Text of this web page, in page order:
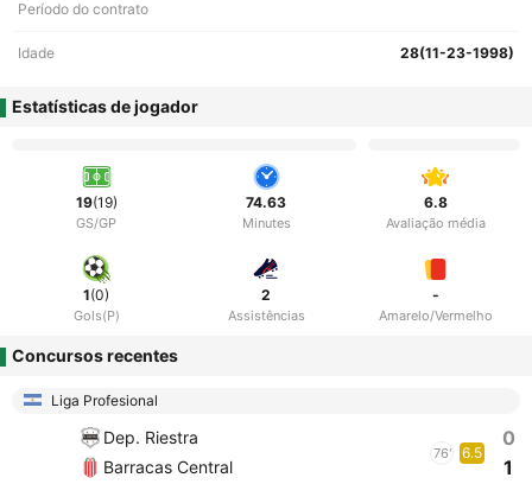
Período do contrato
Idade 28(11-23-1998)
Estatísticas de jogador
19(19)
GS/GP
74.63
Minutes
6.8
Avaliação média
1(0)
Gols(P)
2
Assistências
-
Amarelo/Vermelho
Concursos recentes
Liga Profesional
Dep. Riestra
Barracas Central
76' 6.5
0
1